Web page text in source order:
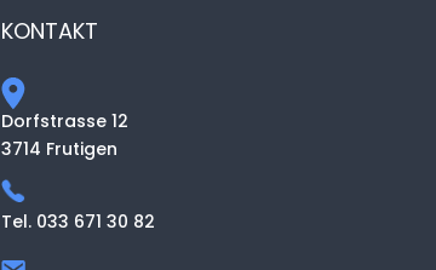
KONTAKT
Dorfstrasse 12
3714 Frutigen
Tel. 033 671 30 82